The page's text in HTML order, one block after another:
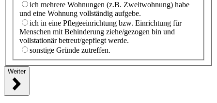
ich mehrere Wohnungen (z.B. Zweitwohnung) habe
und eine Wohnung vollständig aufgebe.
ich in eine Pflegeeinrichtung bzw. Einrichtung für
Menschen mit Behinderung ziehe/gezogen bin und
vollstationär betreut/gepflegt werde.
sonstige Gründe zutreffen.
Weiter